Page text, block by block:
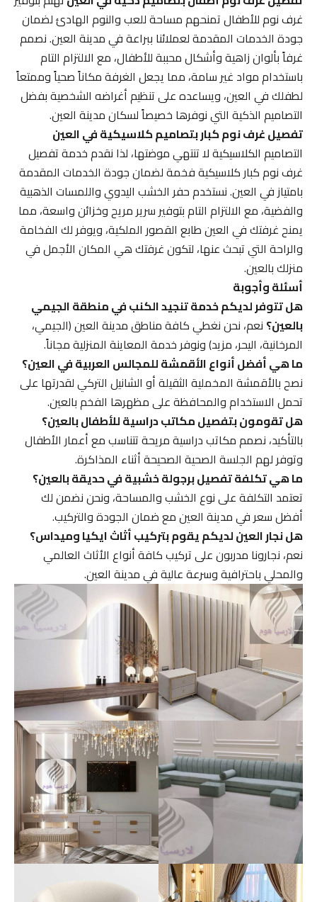
غرف نوم للأطفال تمنحهم مساحة للعب والنوم الهادئ لضمان
جودة الخدمات المقدمة لعملائنا ببراعة في مدينة العين. نصمم
غرفاً بألوان زاهية وأشكال محببة للأطفال، مع الالتزام التام
باستخدام مواد غير سامة، مما يجعل الغرفة مكاناً صحياً وممتعاً
لطفلك في العين، ويساعده على تنظيم أغراضه الشخصية بفضل
التصاميم الذكية التي نوفرها خصيصاً لسكان مدينة العين.
تفصيل غرف نوم كبار بتصاميم كلاسيكية في العين
التصاميم الكلاسيكية لا تنتهي موضتها، لذا نقدم خدمة تفصيل
غرف نوم كبار كلاسيكية فخمة لضمان جودة الخدمات المقدمة
بامتياز في العين. نستخدم حفر الخشب اليدوي واللمسات الذهبية
والفضية، مع الالتزام التام بتوفير سرير مريح وخزائن واسعة، مما
يمنح غرفتك في العين طابع القصور الملكية، ويوفر لك الفخامة
والراحة التي تبحث عنها، لتكون غرفتك هي المكان الأجمل في
منزلك بالعين.
أسئلة وأجوبة
هل تتوفر لديكم خدمة تنجيد الكنب في منطقة الجيمي
بالعين؟نعم، نحن نغطي كافة مناطق مدينة العين (الجيمي،
المرخانية، اليحر، مزيد) ونوفر خدمة المعاينة المنزلية مجاناً.
ما هي أفضل أنواع الأقمشة للمجالس العربية في العين؟
نصح بالأقمشة المخملية الثقيلة أو الشانيل التركي لقدرتها على
تحمل الاستخدام والمحافظة على مظهرها الفخم بالعين.
هل تقومون بتفصيل مكاتب دراسية للأطفال بالعين؟
بالتأكيد، نصمم مكاتب دراسية مريحة تتناسب مع أعمار الأطفال
وتوفر لهم الجلسة الصحية الصحيحة أثناء المذاكرة.
ما هي تكلفة تفصيل برجولة خشبية في حديقة بالعين؟
تعتمد التكلفة على نوع الخشب والمساحة، ونحن نضمن لك
أفضل سعر في مدينة العين مع ضمان الجودة والتركيب.
هل نجار العين لديكم يقوم بتركيب أثاث ايكيا وميداس؟
نعم، نجارونا مدربون على تركيب كافة أنواع الأثاث العالمي
والمحلي باحترافية وسرعة عالية في مدينة العين.